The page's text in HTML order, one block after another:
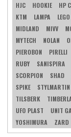
HJC
HOOKIE HP
KTM
LAMPA
MIDLAND
MIVV
MYTECH
NOLAN
PIEROBON
PIRELLI
RUBY
SANISPIRA
SCORPION
SHAD
SPIKE
STYLMARTIN
TILSBERK
UFO PLAST
UNIT
YOSHIMURA
ZARD